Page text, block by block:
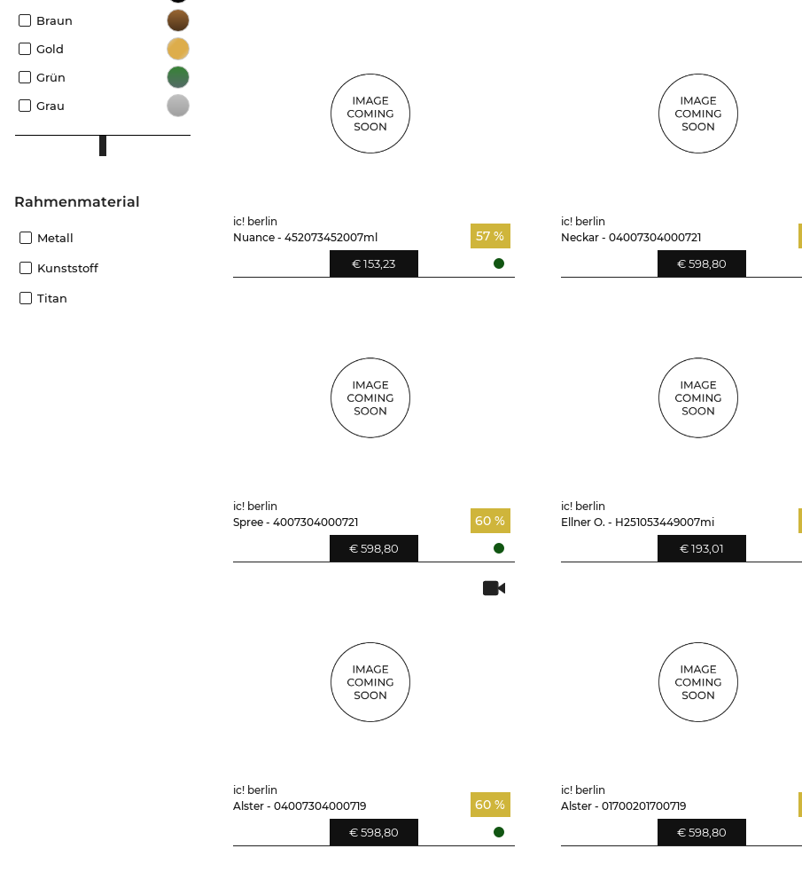
Braun
Gold
Grün
Grau
Rahmenmaterial
Metall
Kunststoff
Titan
ic! berlin
Nuance - 452073452007ml
57 %
€ 153,23
ic! berlin
Neckar - 04007304000721
€ 598,80
ic! berlin
Spree - 4007304000721
60 %
€ 598,80
ic! berlin
Ellner O. - H251053449007mi
€ 193,01
ic! berlin
Alster - 04007304000719
60 %
€ 598,80
ic! berlin
Alster - 01700201700719
€ 598,80